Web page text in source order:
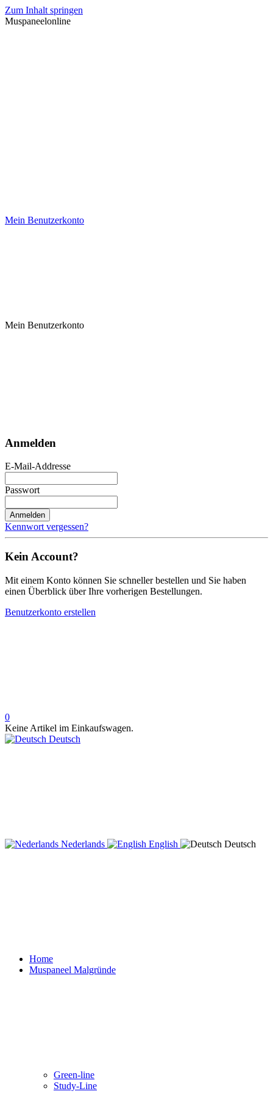
Zum Inhalt springen
Muspaneelonline
Mein Benutzerkonto
Mein Benutzerkonto
Anmelden
E-Mail-Addresse
Passwort
Anmelden
Kennwort vergessen?
Kein Account?
Mit einem Konto können Sie schneller bestellen und Sie haben
einen Überblick über Ihre vorherigen Bestellungen.
Benutzerkonto erstellen
0
Keine Artikel im Einkaufswagen.
Deutsch
Nederlands English Deutsch
Home
Muspaneel Malgründe
Green-line
Study-Line